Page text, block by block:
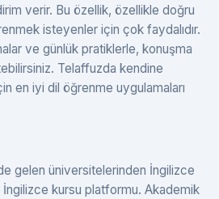
verir. Bu özellik, özellikle doğru
isteyenler için çok faydalıdır.
ve günlük pratiklerle, konuşma
Telaffuzda kendine
en iyi dil öğrenme uygulamaları
gelen üniversitelerinden İngilizce
İngilizce kursu platformu. Akademik